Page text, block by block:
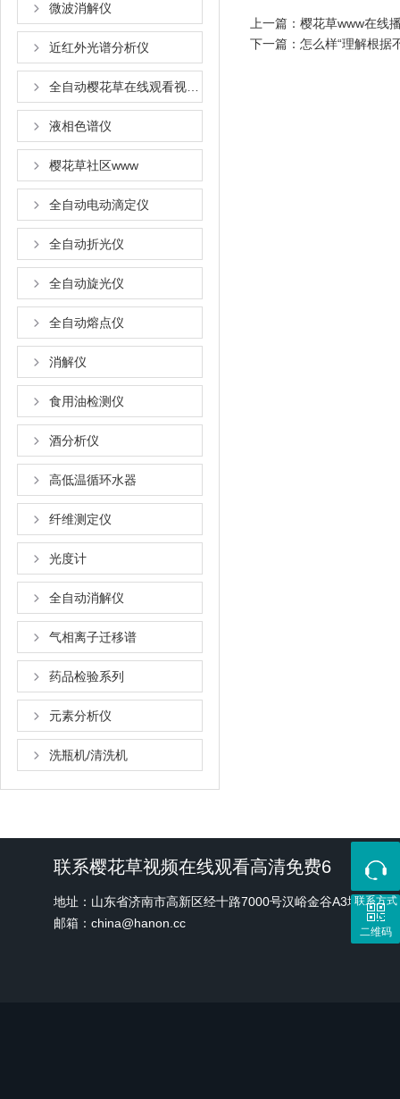
微波消解仪
近红外光谱分析仪
液相色谱仪
樱花草社区www
全自动电动滴定仪
全自动折光仪
全自动旋光仪
全自动熔点仪
消解仪
食用油检测仪
酒分析仪
高低温循环水器
纤维测定仪
光度计
全自动消解仪
气相离子迁移谱
药品检验系列
元素分析仪
洗瓶机/清洗机
上一篇： 樱花草www在线播
下一篇： 怎么样“理解根据
联系樱花草视频在线观看高清免费6
地址：山东省济南市高新区经十路7000号汉峪金谷A3地块1号
邮箱：china@hanon.cc
联系方式
二维码